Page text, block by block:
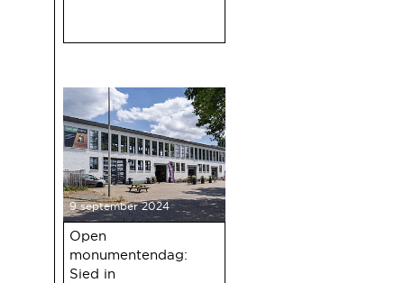
9 september 2024
Open
monumentendag:
Sied in